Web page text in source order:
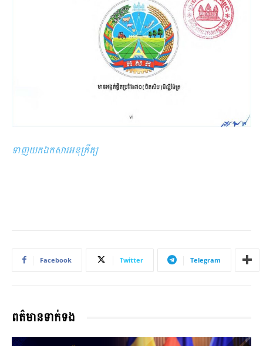
ទាញយកឯកសារអនុក្រឹត្យ
Facebook Twitter Telegram
ពត៌មានទាក់ទង